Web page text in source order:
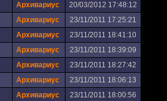
Архивариус
20/03/2012 17:48:12
Архивариус
23/11/2011 17:25:21
Архивариус
23/11/2011 18:41:10
Архивариус
23/11/2011 18:39:09
Архивариус
23/11/2011 18:27:42
Архивариус
23/11/2011 18:06:13
Архивариус
23/11/2011 18:00:56